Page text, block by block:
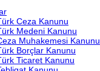
Ceza Kanunu
Medeni Kanunu
Muhakemesi Kanunu
Borçlar Kanunu
Ticaret Kanunu